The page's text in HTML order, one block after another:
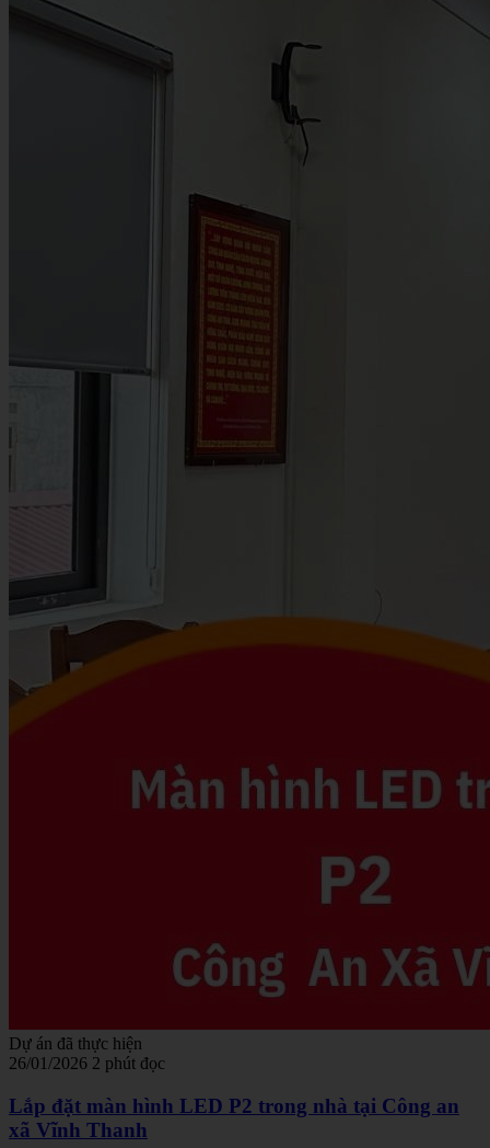
Dự án đã thực hiện
26/01/2026 2 phút đọc
Lắp đặt màn hình LED P2 trong nhà tại Công an
xã Vĩnh Thanh